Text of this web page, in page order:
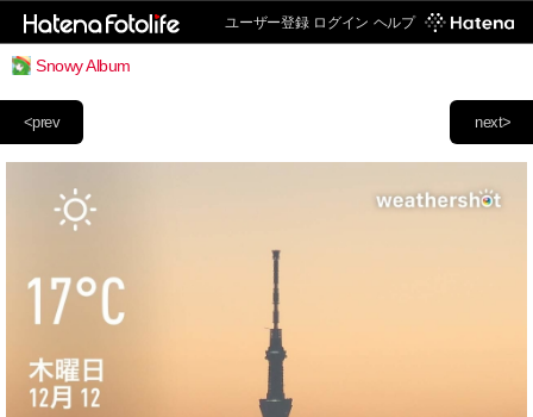
ユーザー登録 ログイン ヘルプ
Snowy Album
next>
<prev